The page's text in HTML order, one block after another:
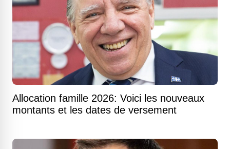
Allocation famille 2026: Voici les nouveaux
montants et les dates de versement